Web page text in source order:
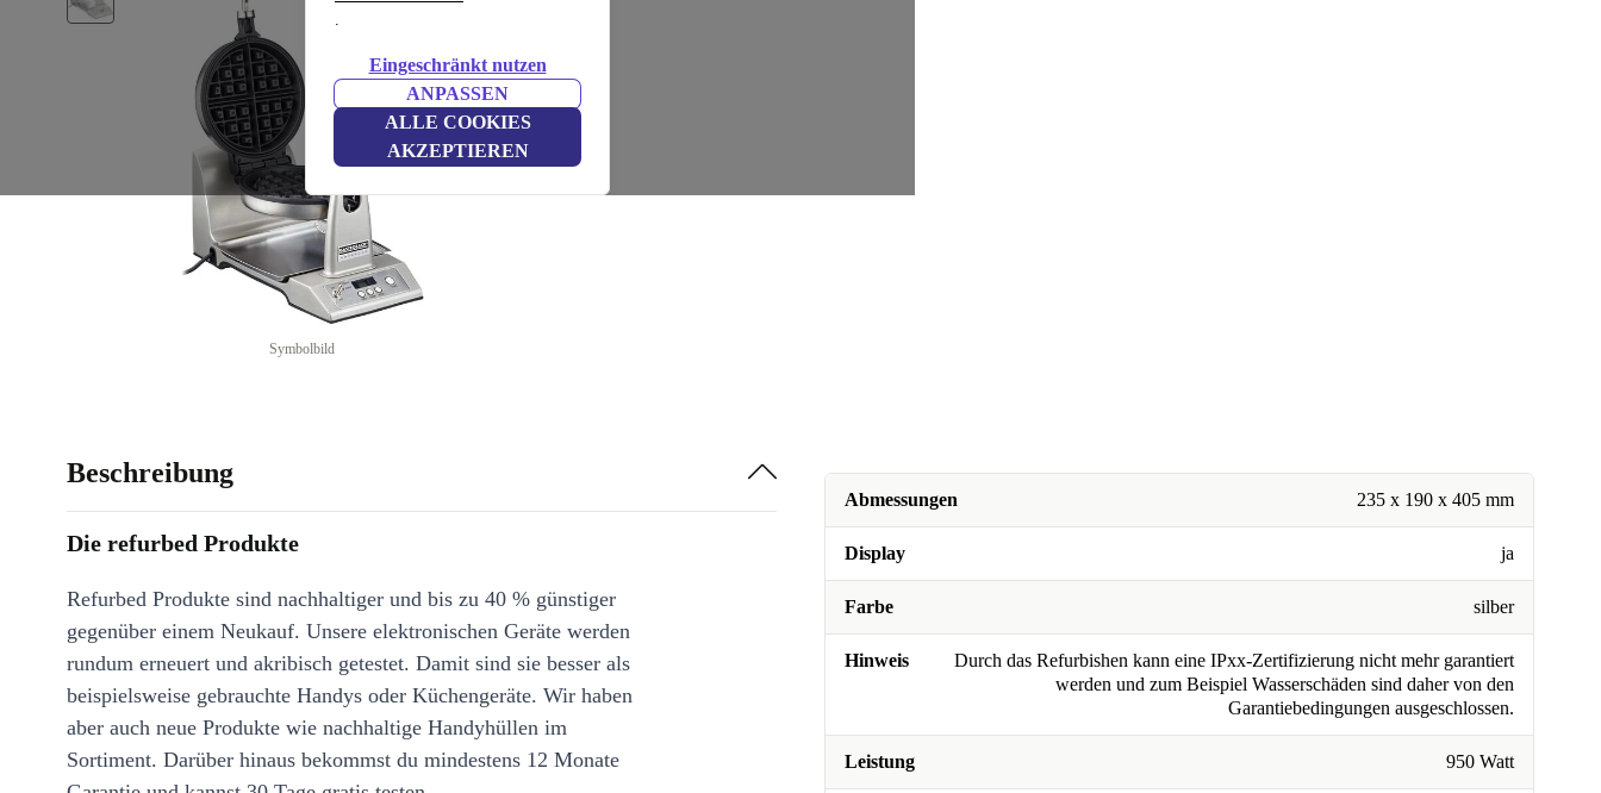
.
Eingeschränkt nutzen
ANPASSEN
ALLE COOKIES
AKZEPTIEREN
Symbolbild
Abmessungen 235 x 190 x 405 mm
Display ja
Farbe silber
Hinweis
Durch das Refurbishen kann eine IPxx-Zertifizierung nicht mehr garantiert
werden und zum Beispiel Wasserschäden sind daher von den
Garantiebedingungen ausgeschlossen.
Leistung 950 Watt
Beschreibung
Die refurbed Produkte
Refurbed Produkte sind nachhaltiger und bis zu 40 % günstiger
gegenüber einem Neukauf. Unsere elektronischen Geräte werden
rundum erneuert und akribisch getestet. Damit sind sie besser als
beispielsweise gebrauchte Handys oder Küchengeräte. Wir haben
aber auch neue Produkte wie nachhaltige Handyhüllen im
Sortiment. Darüber hinaus bekommst du mindestens 12 Monate